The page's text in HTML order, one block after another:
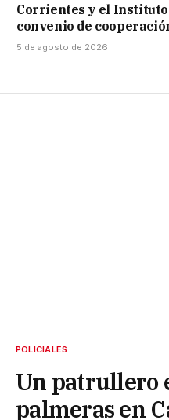
Corrientes y el
convenio de
5 de agosto de 2026
POLICIALES
Un patrullero
palmeras en